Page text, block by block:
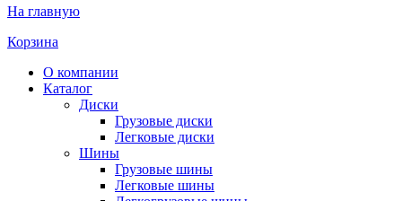
На главную
Корзина
О компании
Каталог
Диски
Грузовые диски
Легковые диски
Шины
Грузовые шины
Легковые шины